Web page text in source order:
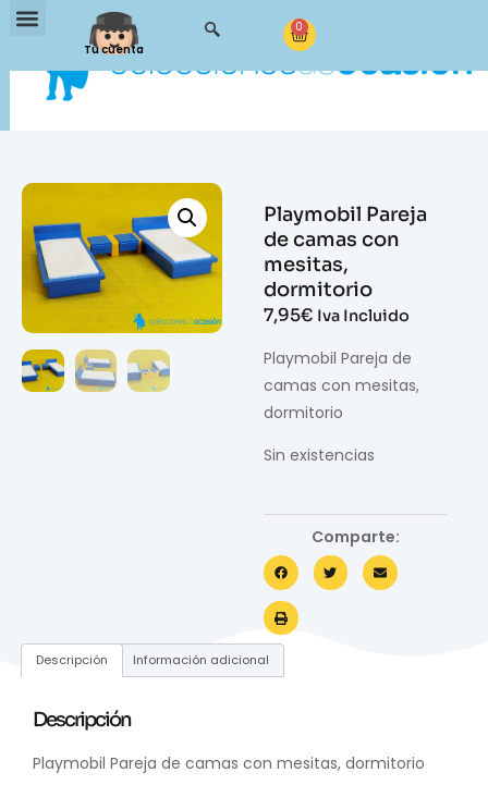
Tu cuenta
0
Playmobil Pareja
de camas con
mesitas,
dormitorio
7,95€ Iva Incluido
Playmobil Pareja de
camas con mesitas,
dormitorio
Sin existencias
Comparte:
Descripción Información adicional
Descripción
Playmobil Pareja de camas con mesitas, dormitorio